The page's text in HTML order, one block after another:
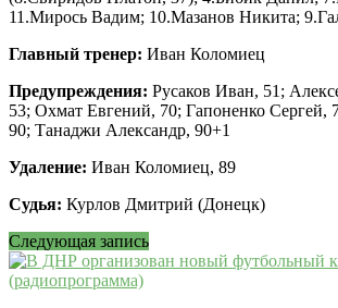
11.Мирось Вадим; 10.Мазанов Никита;
Главный тренер: Иван Коломиец
Предупреждения: Русаков Иван, 51;
53; Охмат Евгений, 70; Гапоненко Сергей,
90; Танаджи Александр, 90+1
Удаление: Иван Коломиец, 89
Судья: Курлов Дмитрий (Донецк)
Следующая запись